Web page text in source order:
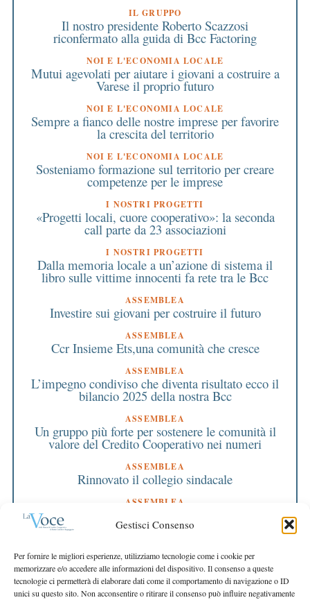
Gestisci Consenso
Per fornire le migliori esperienze, utilizziamo tecnologie come i cookie per
memorizzare e/o accedere alle informazioni del dispositivo. Il consenso a queste
tecnologie ci permetterà di elaborare dati come il comportamento di navigazione o ID
unici su questo sito. Non acconsentire o ritirare il consenso può influire negativamente
IL GRUPPO
Il nostro presidente Roberto Scazzosi
riconfermato alla guida di Bcc Factoring
NOI E L'ECONOMIA LOCALE
Mutui agevolati per aiutare i giovani a costruire a
Varese il proprio futuro
NOI E L'ECONOMIA LOCALE
Sempre a fianco delle nostre imprese per favorire
la crescita del territorio
NOI E L'ECONOMIA LOCALE
Sosteniamo formazione sul territorio per creare
competenze per le imprese
I NOSTRI PROGETTI
«Progetti locali, cuore cooperativo»: la seconda
call parte da 23 associazioni
I NOSTRI PROGETTI
Dalla memoria locale a un’azione di sistema il
libro sulle vittime innocenti fa rete tra le Bcc
ASSEMBLEA
Investire sui giovani per costruire il futuro
ASSEMBLEA
Ccr Insieme Ets,una comunità che cresce
ASSEMBLEA
L’impegno condiviso che diventa risultato ecco il
bilancio 2025 della nostra Bcc
ASSEMBLEA
Un gruppo più forte per sostenere le comunità il
valore del Credito Cooperativo nei numeri
ASSEMBLEA
Rinnovato il collegio sindacale
ASSEMBLEA
Bilancio approvato all’unanimità e 2 milioni
destinati al territorio
EDITORIALE DIRETTORE
Crescere restando riconoscibili
EDITORIALE PRESIDENTE